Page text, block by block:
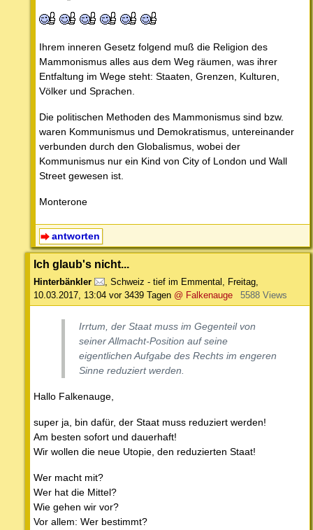
Ihrem inneren Gesetz folgend muß die Religion des
Mammonismus alles aus dem Weg räumen, was ihrer
Entfaltung im Wege steht: Staaten, Grenzen, Kulturen,
Völker und Sprachen.
Die politischen Methoden des Mammonismus sind bzw.
waren Kommunismus und Demokratismus, untereinander
verbunden durch den Globalismus, wobei der
Kommunismus nur ein Kind von City of London und Wall
Street gewesen ist.
Monterone
antworten
Ich glaub's nicht...
Hinterbänkler , Schweiz - tief im Emmental , Freitag,
10.03.2017, 13:04 vor 3439 Tagen @ Falkenauge 5588 Views
Irrtum, der Staat muss im Gegenteil von
seiner Allmacht-Position auf seine
eigentlichen Aufgabe des Rechts im engeren
Sinne reduziert werden.
Hallo Falkenauge,
super ja, bin dafür, der Staat muss reduziert werden!
Am besten sofort und dauerhaft!
Wir wollen die neue Utopie, den reduzierten Staat!
Wer macht mit?
Wer hat die Mittel?
Wie gehen wir vor?
Vor allem: Wer bestimmt?